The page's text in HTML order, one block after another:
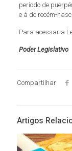
período de
e à do recém-
Para acessar a
Poder Legislativo
Compartilhar
Artigos